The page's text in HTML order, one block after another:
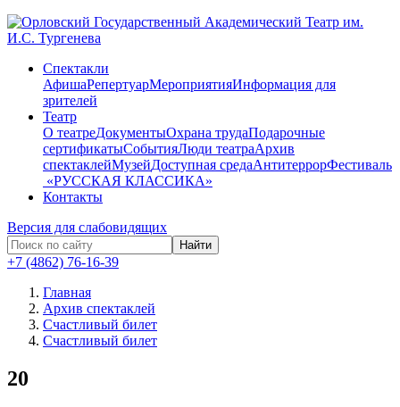
Спектакли
АфишаРепертуарМероприятияИнформация для
зрителей
Театр
О театреДокументыОхрана трудаПодарочные
сертификатыСобытияЛюди театраАрхив
спектаклейМузейДоступная средаАнтитеррорФестиваль
​ «РУССКАЯ КЛАССИКА»
Контакты
Версия для слабовидящих
Найти
+7 (4862) 76-16-39
Главная
Архив спектаклей
Счастливый билет
Счастливый билет
20